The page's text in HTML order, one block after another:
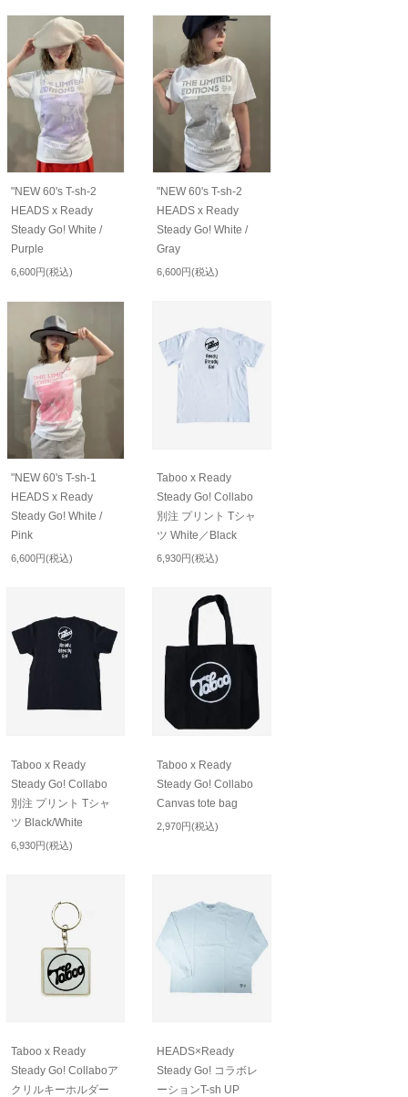
"NEW 60's T-sh-2
HEADS x Ready
Steady Go! White /
Purple
6,600円(税込)
"NEW 60's T-sh-2
HEADS x Ready
Steady Go! White /
Gray
6,600円(税込)
"NEW 60's T-sh-1
HEADS x Ready
Steady Go! White /
Pink
6,600円(税込)
Taboo x Ready
Steady Go! Collabo
別注 プリント Tシャ
ツ White／Black
6,930円(税込)
Taboo x Ready
Steady Go! Collabo
別注 プリント Tシャ
ツ Black/White
6,930円(税込)
Taboo x Ready
Steady Go! Collabo
Canvas tote bag
2,970円(税込)
Taboo x Ready
Steady Go! Collaboア
クリルキーホルダー
HEADS×Ready
Steady Go! コラボレ
ーションT-sh UP